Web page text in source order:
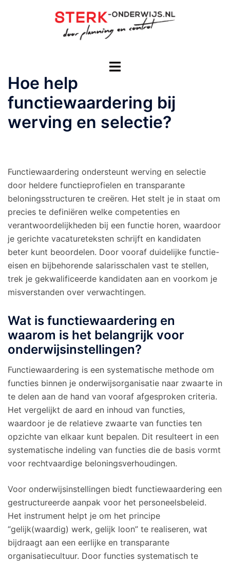
Toggle
Hoe help
functiewaardering bij
werving en selectie?
Functiewaardering ondersteunt werving en selectie
door heldere functieprofielen en transparante
beloningsstructuren te creëren. Het stelt je in staat om
precies te definiëren welke competenties en
verantwoordelijkheden bij een functie horen, waardoor
je gerichte vacatureteksten schrijft en kandidaten
beter kunt beoordelen. Door vooraf duidelijke functie-
eisen en bijbehorende salarisschalen vast te stellen,
trek je gekwalificeerde kandidaten aan en voorkom je
misverstanden over verwachtingen.
Wat is functiewaardering en
waarom is het belangrijk voor
onderwijsinstellingen?
Functiewaardering is een systematische methode om
functies binnen je onderwijsorganisatie naar zwaarte in
te delen aan de hand van vooraf afgesproken criteria.
Het vergelijkt de aard en inhoud van functies,
waardoor je de relatieve zwaarte van functies ten
opzichte van elkaar kunt bepalen. Dit resulteert in een
systematische indeling van functies die de basis vormt
voor rechtvaardige beloningsverhoudingen.
Voor onderwijsinstellingen biedt functiewaardering een
gestructureerde aanpak voor het personeelsbeleid.
Het instrument helpt je om het principe
“gelijk(waardig) werk, gelijk loon” te realiseren, wat
bijdraagt aan een eerlijke en transparante
organisatiecultuur. Door functies systematisch te